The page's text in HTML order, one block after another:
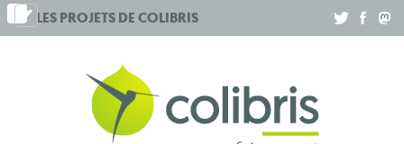
Aller
au
LES PROJETS DECOLIBRIS